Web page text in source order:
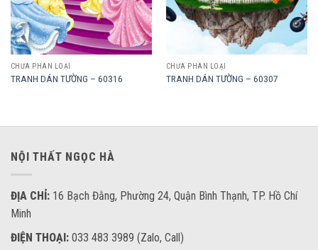
CHƯA PHÂN LOẠI
TRANH DÁN TƯỜNG – 60316
CHƯA PHÂN LOẠI
TRANH DÁN TƯỜNG – 60307
NỘI THẤT NGỌC HÀ
ĐỊA CHỈ: 16 Bạch Đằng, Phường 24, Quận Bình Thạnh, TP. Hồ Chí
Minh
ĐIỆN THOẠI: 033 483 3989 (Zalo, Call)